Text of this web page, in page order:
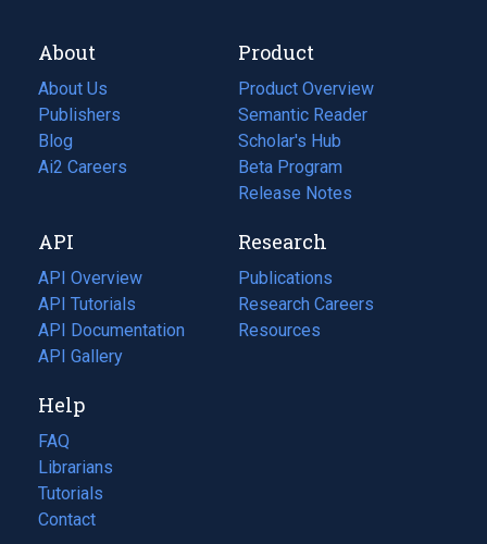
About
About Us
Publishers
Blog
(opens
in
tab)
Ai2 Careers
(opens
new
tab)
Product
Product Overview
Semantic Reader
Scholar's Hub
Beta Program
Release Notes
API
API Overview
API Tutorials
API Documentation
(opens
in
new
tab)
API Gallery
Research
Publications
(opens
in
a
Research Careers
(opens
in
Resources
(opens
Help
FAQ
Librarians
Tutorials
Contact